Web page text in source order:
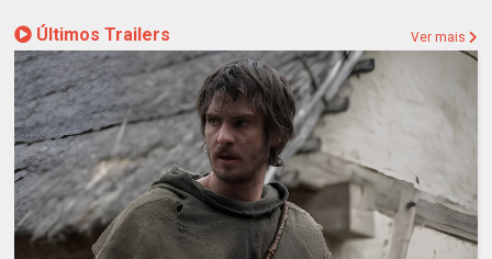
Últimos Trailers Ver mais